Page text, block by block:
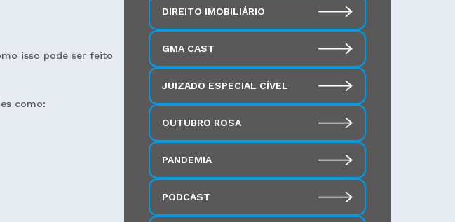
isso pode ser feito
como:
DIREITO IMOBILIÁRIO
GMA CAST
JUIZADO ESPECIAL CÍVEL
OUTUBRO ROSA
PANDEMIA
PODCAST